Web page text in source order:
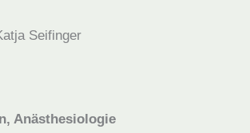
Seifinger
Anästhesiologie